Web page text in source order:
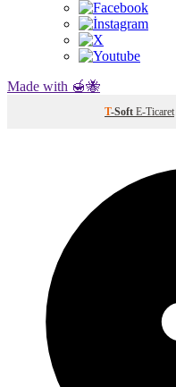
Made with 🍯🐝
T-Soft E-Ticaret